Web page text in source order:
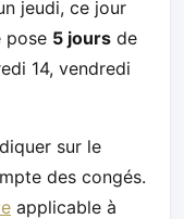
jeudi, ce jour
pose 5 jours de
14, vendredi
sur le
des congés.
applicable à